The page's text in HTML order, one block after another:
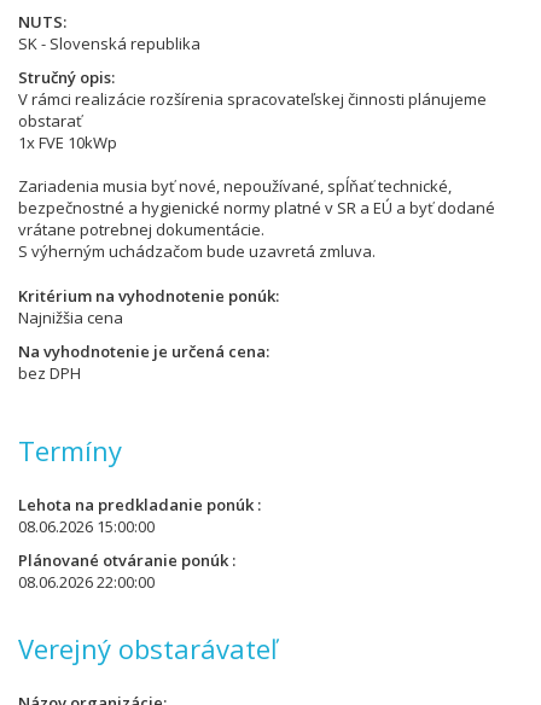
NUTS
SK - Slovenská republika
Stručný opis
V rámci realizácie rozšírenia spracovateľskej činnosti plánujeme
obstarať
1x FVE 10kWp
Zariadenia musia byť nové, nepoužívané, spĺňať technické,
bezpečnostné a hygienické normy platné v SR a EÚ a byť dodané
vrátane potrebnej dokumentácie.
S výherným uchádzačom bude uzavretá zmluva.
Kritérium na vyhodnotenie ponúk
Najnižšia cena
Na vyhodnotenie je určená cena
bez DPH
Termíny
Lehota na predkladanie ponúk
08.06.2026 15:00:00
Plánované otváranie ponúk
08.06.2026 22:00:00
Verejný obstarávateľ